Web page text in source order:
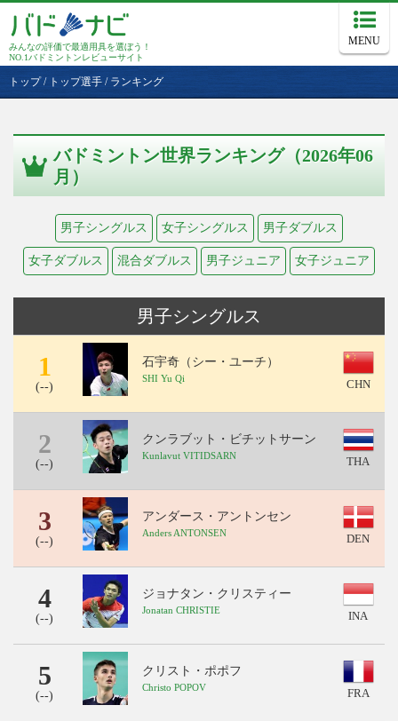
みんなの評価で最適用具を選ぼう！
NO.1バドミントンレビューサイト
MENU
トップ/ トップ選手 / ランキング
バドミントン世界ランキング（2026年06
月）
男子シングルス 女子シングルス 男子ダブルス
女子ダブルス 混合ダブルス 男子ジュニア 女子ジュニア
男子シングルス
1
(--)
石宇奇（シー・ユーチ）
SHI Yu Qi CHN
2
(--)
クンラブット・ビチットサーン
Kunlavut VITIDSARN THA
3
(--)
アンダース・アントンセン
Anders ANTONSEN DEN
4
(--)
ジョナタン・クリスティー
Jonatan CHRISTIE INA
5
(--)
クリスト・ポポフ
Christo POPOV FRA